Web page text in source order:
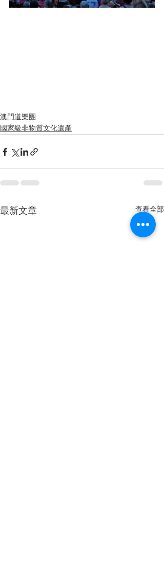
澳門道樂團
國家級非物質文化遺產
最新文章 查看全部